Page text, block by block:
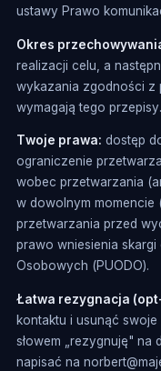
ustawy Prawo
Okres
realizacji celu, a
wykazania zgodności z
wymagają tego przepisy.
Twoje prawa: dostęp
ograniczenie
wobec przetwarzania
w dowolnym momencie
przetwarzania przed
prawo wniesienia
Osobowych (PUODO).
Łatwa rezygnacja
kontaktu i usunąć
słowem „rezygnuję" na
napisać na